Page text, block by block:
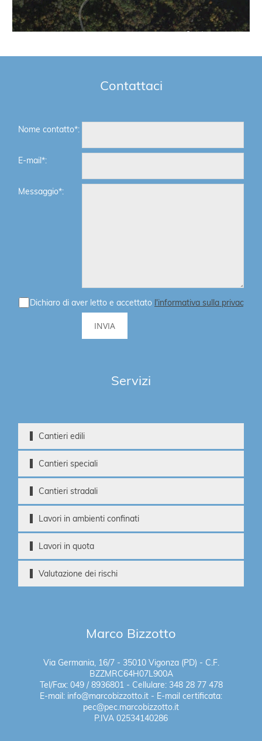
Contattaci
Nome contatto*:
E-mail*:
Messaggio*:
Dichiaro di aver letto e accettato l'informativa sulla privacy
Servizi
Cantieri edili
Cantieri speciali
Cantieri stradali
Lavori in ambienti confinati
Lavori in quota
Valutazione dei rischi
Marco Bizzotto
Via Germania, 16/7 - 35010 Vigonza (PD) - C.F.
BZZMRC64H07L900A
Tel/Fax: 049 / 8936801 - Cellulare: 348 28 77 478
E-mail: info@marcobizzotto.it - E-mail certificata:
pec@pec.marcobizzotto.it
P.IVA 02534140286